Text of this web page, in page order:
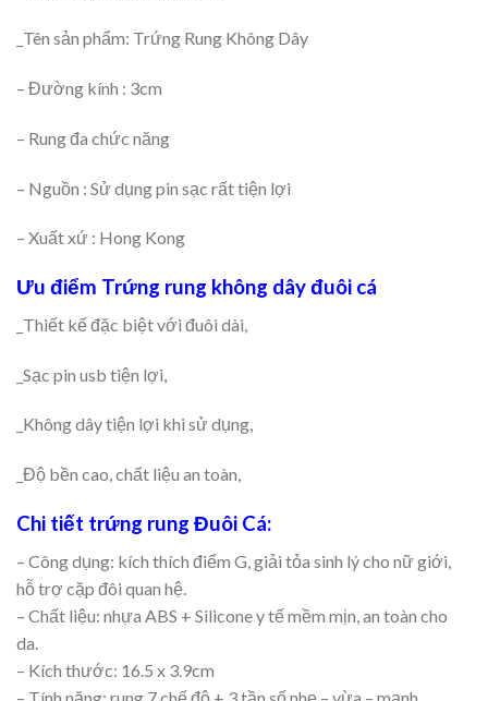
_Tên sản phẩm: Trứng Rung Không Dây
– Đường kính : 3cm
– Rung đa chức năng
– Nguồn : Sử dụng pin sạc rất tiện lợi
– Xuất xứ : Hong Kong
Ưu điểm Trứng rung không dây đuôi cá
_Thiết kế đặc biệt với đuôi dài,
_Sạc pin usb tiện lợi,
_Không dây tiện lợi khi sử dụng,
_Độ bền cao, chất liệu an toàn,
Chi tiết trứng rung Đuôi Cá:
– Công dụng: kích thích điểm G, giải tỏa sinh lý cho nữ giới,
hỗ trợ cặp đôi quan hệ.
– Chất liệu: nhựa ABS + Silicone y tế mềm mịn, an toàn cho
da.
– Kích thước: 16.5 x 3.9cm
– Tính năng: rung 7 chế độ + 3 tần số nhẹ – vừa – mạnh